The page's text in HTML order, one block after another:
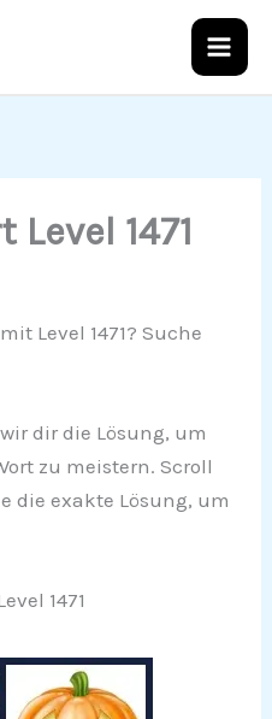
Level 1471
Level 1471? Suche
dir die Lösung, um
zu meistern. Scroll
die exakte Lösung, um
1471